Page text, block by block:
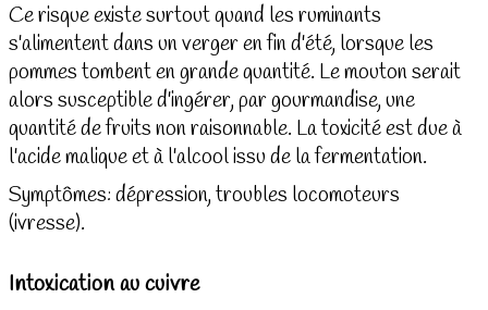
Ce risque existe surtout quand les ruminants
s'alimentent dans un verger en fin d'été, lorsque les
pommes tombent en grande quantité. Le mouton serait
alors susceptible d'ingérer, par gourmandise, une
quantité de fruits non raisonnable. La toxicité est due à
l'acide malique et à l'alcool issu de la fermentation.
Symptômes: dépression, troubles locomoteurs
(ivresse).
Intoxication au cuivre